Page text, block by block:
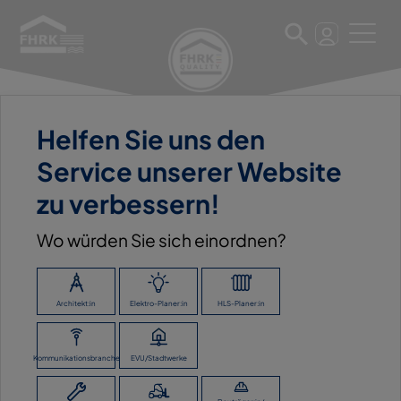
Helfen Sie uns den
Service unserer Website
zu verbessern!
Wo würden Sie sich einordnen?
Architekt:in Elektro-Planer:in HLS-Planer:in
Kommunikationsbranche EVU/Stadtwerke
11. März 2025
MAX SCHIERER GMBH
ZURÜCK ZUR ÜBERSICHT